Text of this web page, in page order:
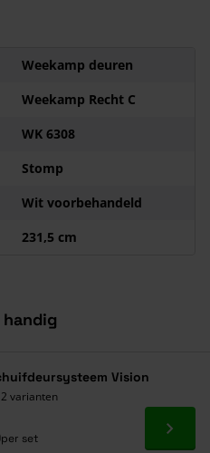
smalslot, is dat inclusief
van
Weekamp deuren
Weekamp Recht C
WK 6308
Stomp
Wit voorbehandeld
231,5 cm
Vision
varianten
per set Ga